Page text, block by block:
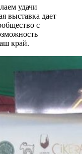
удачи
выставка дает
с
край.